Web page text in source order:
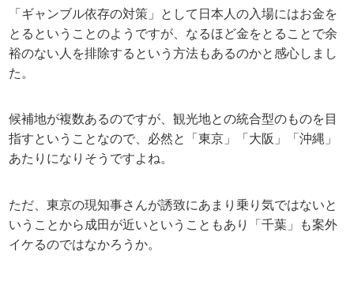
「ギャンブル依存の対策」として日本人の入場にはお金を
とるということのようですが、なるほど金をとることで余
裕のない人を排除するという方法もあるのかと感心しまし
た。
候補地が複数あるのですが、観光地との統合型のものを目
指すということなので、必然と「東京」「大阪」「沖縄」
あたりになりそうですよね。
ただ、東京の現知事さんが誘致にあまり乗り気ではないと
いうことから成田が近いということもあり「千葉」も案外
イケるのではなかろうか。